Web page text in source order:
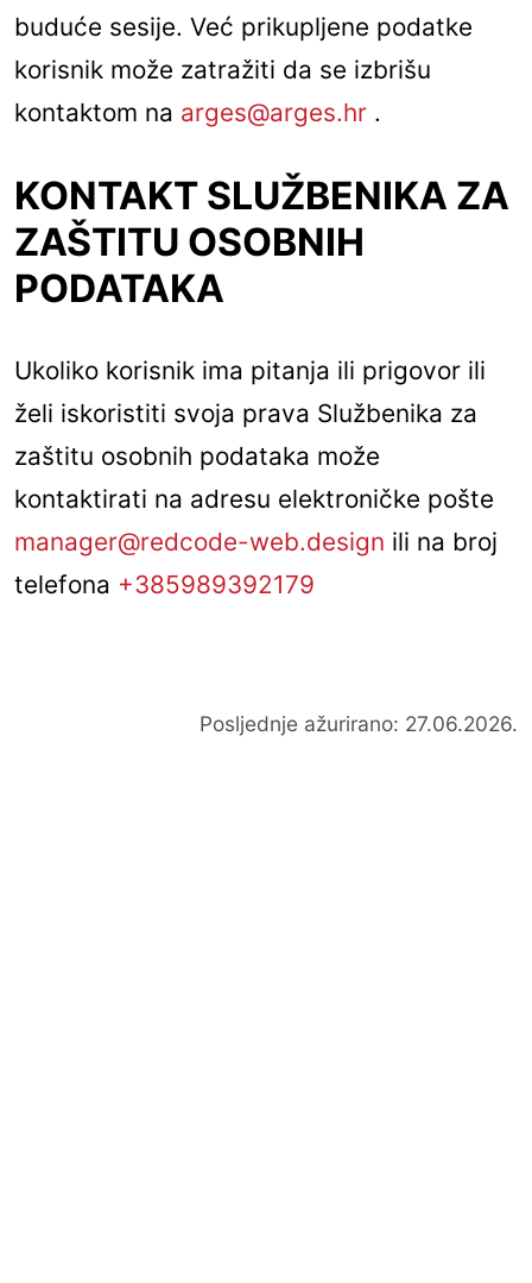
buduće sesije. Već prikupljene podatke
korisnik može zatražiti da se izbrišu
kontaktom na arges@arges.hr .
KONTAKT SLUŽBENIKA ZA
ZAŠTITU OSOBNIH
PODATAKA
Ukoliko korisnik ima pitanja ili prigovor ili
želi iskoristiti svoja prava Službenika za
zaštitu osobnih podataka može
kontaktirati na adresu elektroničke pošte
manager@redcode-web.design ili na broj
telefona +385989392179
Posljednje ažurirano: 27.06.2026.